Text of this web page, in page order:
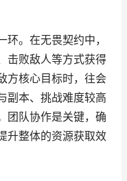
。在无畏契约中，
击败敌人等方式获得
方核心目标时，往会
副本、挑战难度较高
团队协作是关键，确
升整体的资源获取效